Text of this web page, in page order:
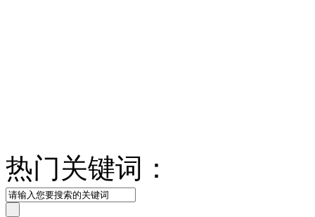
热门关键词：